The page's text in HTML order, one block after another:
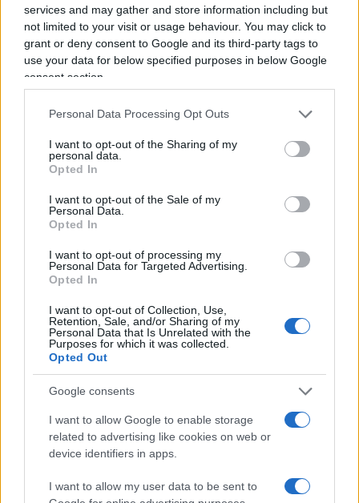
services and may gather and store information including but
not limited to your visit or usage behaviour. You may click to
grant or deny consent to Google and its third-party tags to
use your data for below specified purposes in below Google
consent section.
Personal Data Processing Opt Outs
I want to opt-out of the Sharing of my
personal data.
Opted In
I want to opt-out of the Sale of my
Personal Data.
Opted In
I want to opt-out of processing my
Personal Data for Targeted Advertising.
Opted In
I want to opt-out of Collection, Use,
Retention, Sale, and/or Sharing of my
Personal Data that Is Unrelated with the
Purposes for which it was collected.
Opted Out
Google consents
I want to allow Google to enable storage
related to advertising like cookies on web or
device identifiers in apps.
I want to allow my user data to be sent to
Missili, mercati e petrolio: l’attacco
di Damiano Perrons
15 Giugno 2025, 6:00